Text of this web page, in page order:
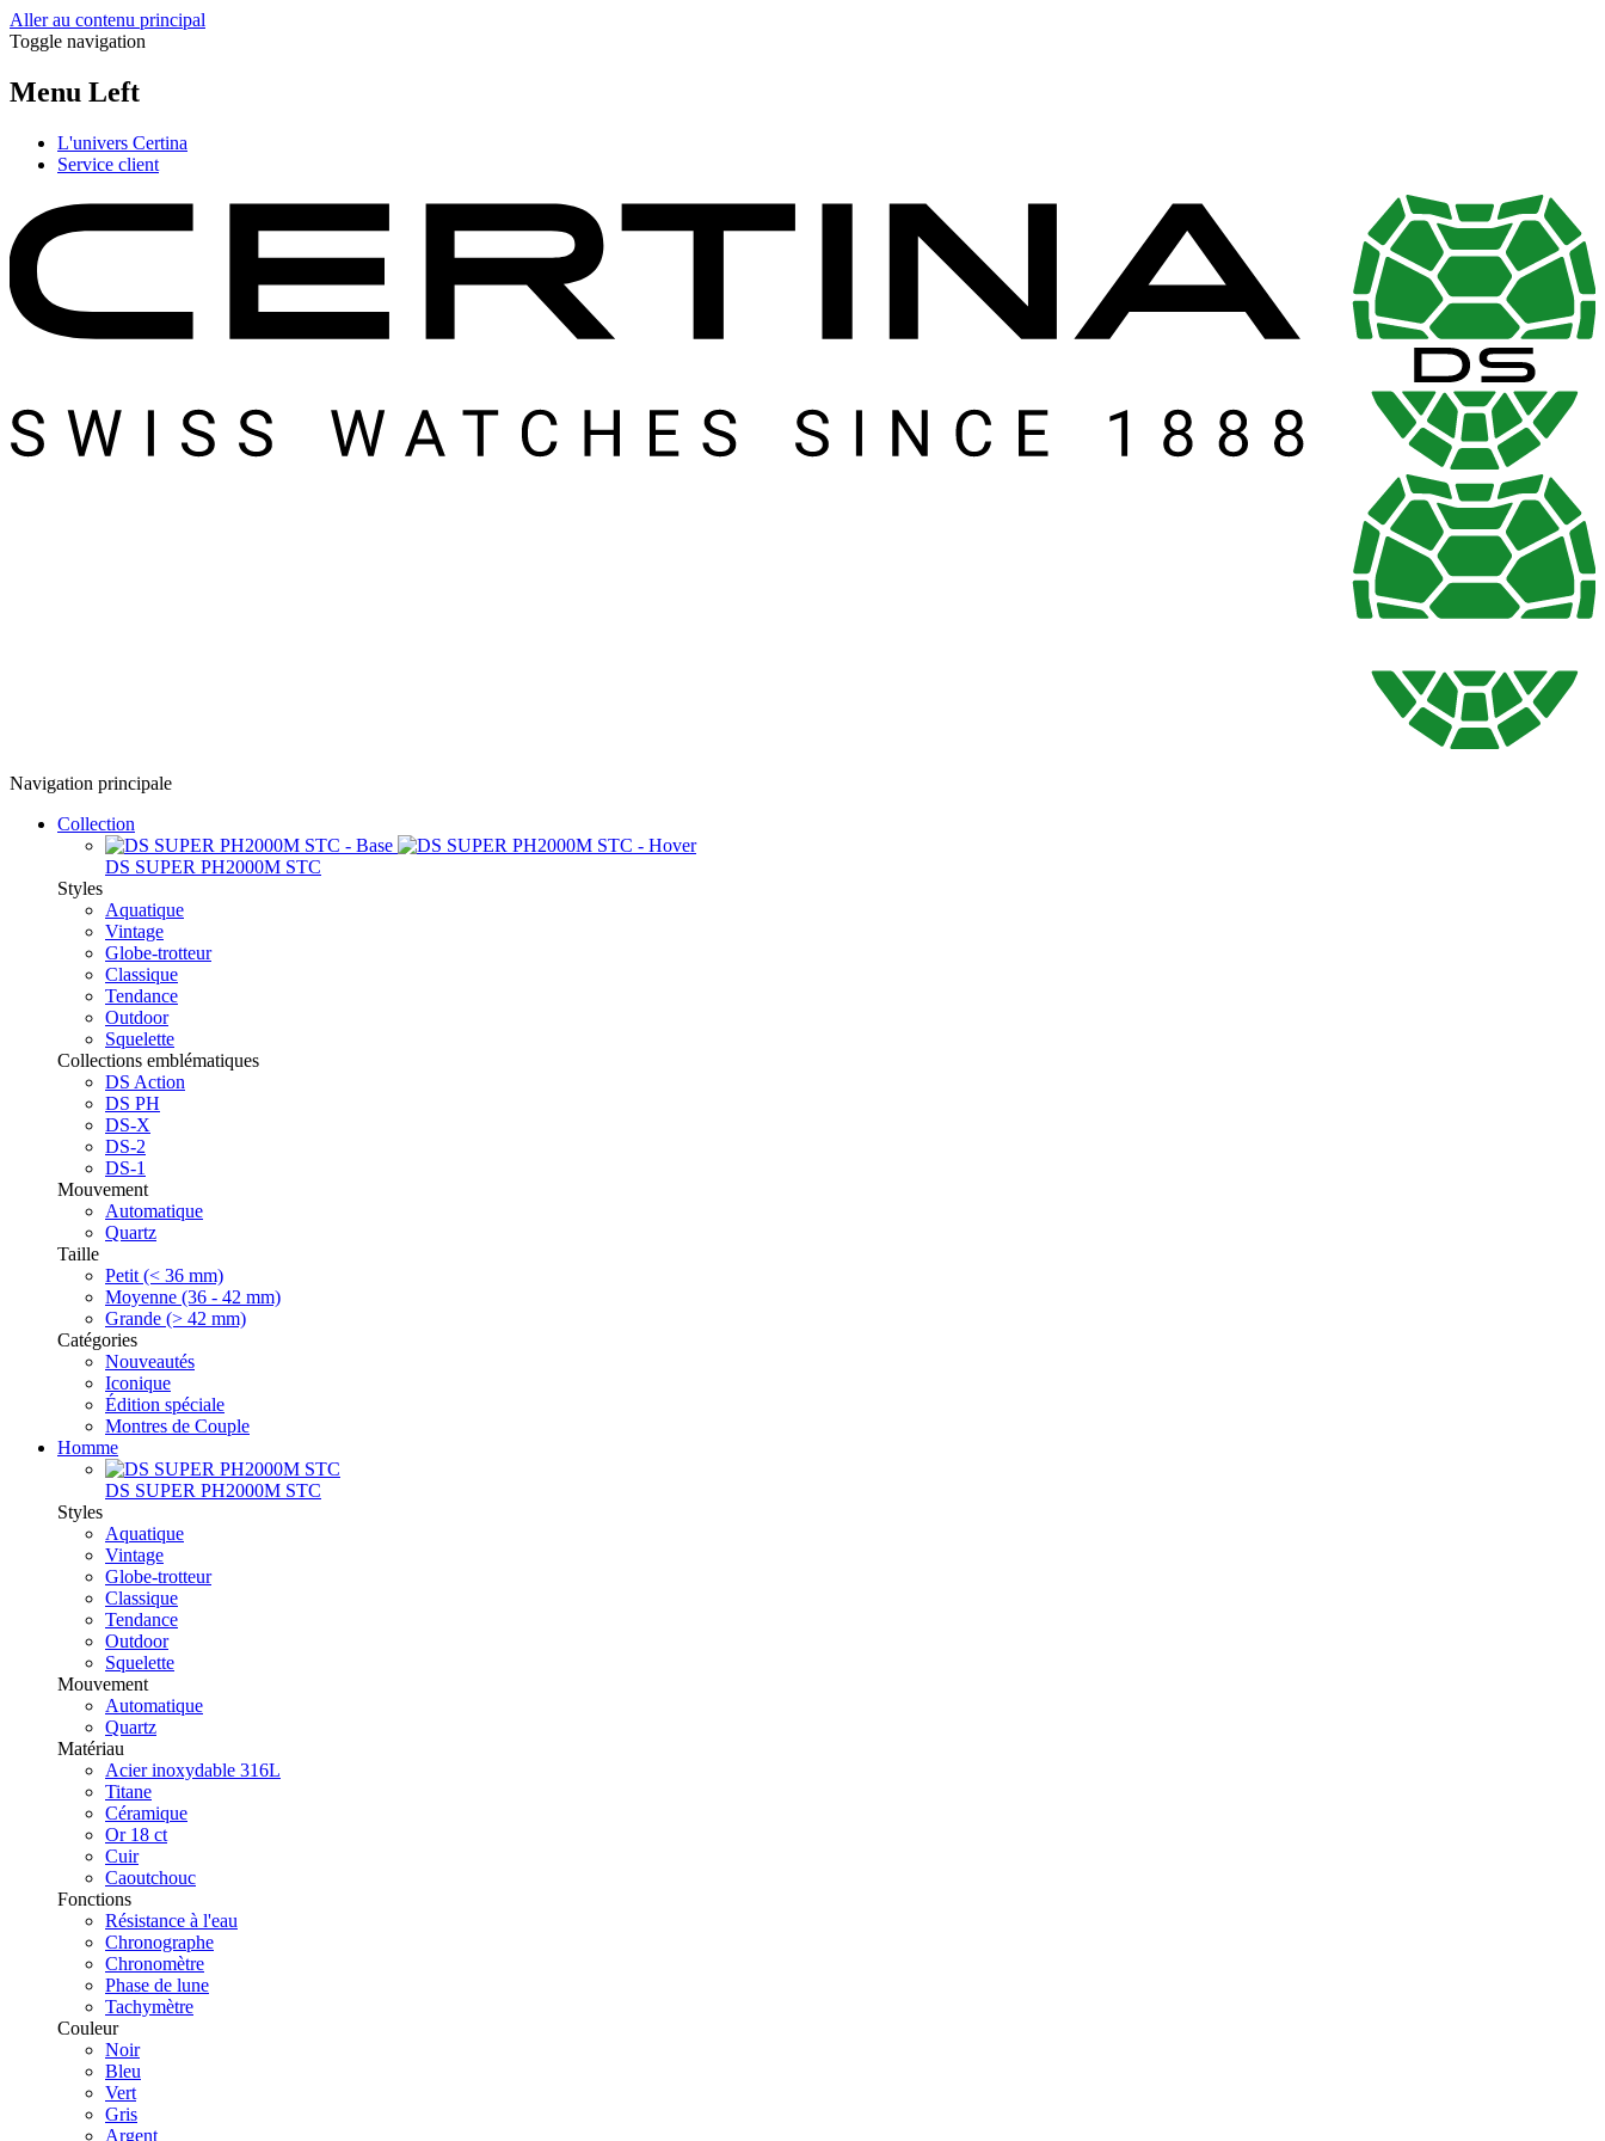
Aller au contenu principal
Toggle navigation
Menu Left
L'univers Certina
Service client
Navigation principale
Collection
DS SUPER PH2000M STC
Styles
Aquatique
Vintage
Globe-trotteur
Classique
Tendance
Outdoor
Squelette
Collections emblématiques
DS Action
DS PH
DS-X
DS-2
DS-1
Mouvement
Automatique
Quartz
Taille
Petit (< 36 mm)
Moyenne (36 - 42 mm)
Grande (> 42 mm)
Catégories
Nouveautés
Iconique
Édition spéciale
Montres de Couple
Homme
DS SUPER PH2000M STC
Styles
Aquatique
Vintage
Globe-trotteur
Classique
Tendance
Outdoor
Squelette
Mouvement
Automatique
Quartz
Matériau
Acier inoxydable 316L
Titane
Céramique
Or 18 ct
Cuir
Caoutchouc
Fonctions
Résistance à l'eau
Chronographe
Chronomètre
Phase de lune
Tachymètre
Couleur
Noir
Bleu
Vert
Gris
Argent